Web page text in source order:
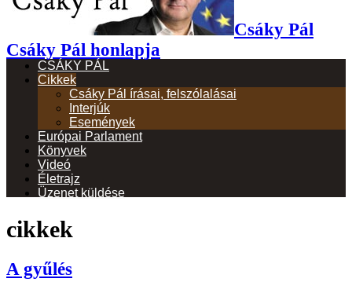
Csáky Pál
Csáky Pál honlapja
CSÁKY PÁL
Cikkek
Csáky Pál írásai, felszólalásai
Interjúk
Események
Európai Parlament
Könyvek
Videó
Életrajz
Üzenet küldése
cikkek
A gyűlés